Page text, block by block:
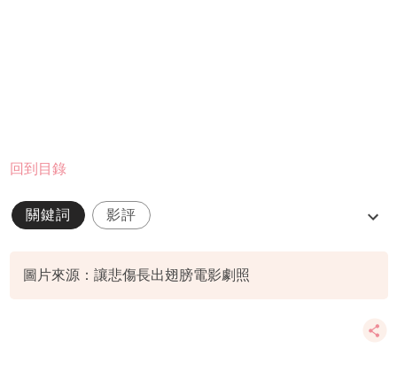
回到目錄
關鍵詞 影評
電影
圖片來源：讓悲傷長出翅膀電影劇照